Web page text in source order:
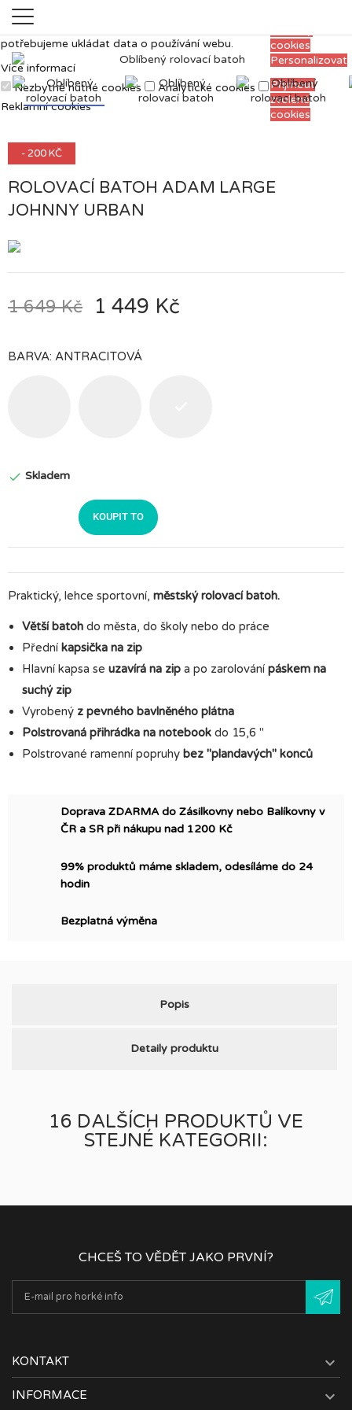
Měříme, ladíme a vylepšujeme, aby pro vás
prohlížení webu bylo co nejpříjemnější. Proto si
potřebujeme ukládat data o používání webu.
Více informací
cookies
Personalizovat
Nezbytně nutné cookies
Analytické cookies
Reklamní cookies
Přijmout
zvolené
cookies
- 200 KČ
ROLOVACÍ BATOH ADAM LARGE
JOHNNY URBAN
1 649 Kč 1 449 Kč
BARVA: ANTRACITOVÁ
 Skladem
KOUPIT TO
Praktický, lehce sportovní, městský rolovací batoh.
Větší batoh do města, do školy nebo do práce
Přední kapsička na zip
Hlavní kapsa se uzavírá na zip a po zarolování páskem na
suchý zip
Vyrobený z pevného bavlněného plátna
Polstrovaná přihrádka na notebook do 15,6 "
Polstrované ramenní popruhy bez "plandavých" konců
Doprava ZDARMA do Zásilkovny nebo Balíkovny v
ČR a SR při nákupu nad 1200 Kč
99% produktů máme skladem, odesíláme do 24
hodin
Bezplatná výměna
Popis
Detaily produktu
16 DALŠÍCH PRODUKTŮ VE
STEJNÉ KATEGORII:
CHCEŠ TO VĚDĚT JAKO PRVNÍ?
KONTAKT 
INFORMACE 